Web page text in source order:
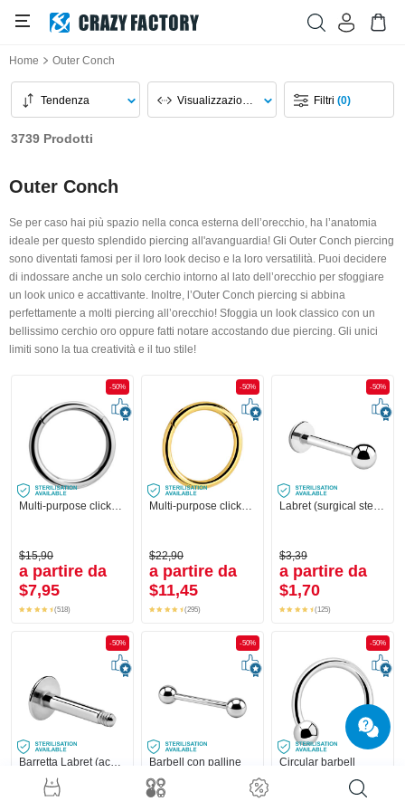
Home Outer Conch
Tendenza Visualizzazione Pagina Filtri(0)
3739 Prodotti
Outer Conch
Se per caso hai più spazio nella conca esterna dell’orecchio, ha l’anatomia
ideale per questo splendido piercing all'avanguardia! Gli Outer Conch piercing
sono diventati famosi per il loro look deciso e la loro versatilità. Puoi decidere
di indossare anche un solo cerchio intorno al lato dell’orecchio per sfoggiare
un look unico e accattivante. Inoltre, l’Outer Conch piercing si abbina
perfettamente a molti piercing all’orecchio! Sfoggia un look classico con un
bellissimo cerchio oro oppure fatti notare accostando due piercing. Gli unici
limiti sono la tua creatività e il tuo stile!
-50%
Multi-purpose clicker (acciaio chirurgico, argento, finitura lucida)
$15,90
a partire da
$7,95
(518)
-50%
Multi-purpose clicker (acciaio chirurgico, oro, finitura lucida)
$22,90
a partire da
$11,45
(295)
-50%
Labret (surgical steel, silver, shiny finish)
$3,39
a partire da
$1,70
(125)
-50% -50%
Barbell con palline
-50%
Circular barbell